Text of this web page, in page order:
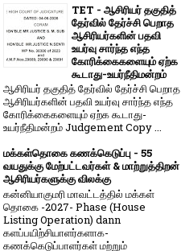
TET - ஆசிரியர் தகுதித்
தேர்வில் தேர்ச்சி பெறாத
ஆசிரியர்களின் பதவி
உயர்வு சார்ந்த எந்த
கோரிக்கைகளையும் ஏற்க
கூடாது-உயர்நீதிமன்றம்
ஆசிரியர் தகுதித் தேர்வில் தேர்ச்சி பெறாத
ஆசிரியர்களின் பதவி உயர்வு சார்ந்த எந்த
கோரிக்கைகளையும் ஏற்க கூடாது-
உயர்நீதிமன்றம் Judgement Copy ...
மக்கள்தொகை கணக்கெடுப்பு - 55
வயதுக்கு மேற்பட்டவர்கள் & மாற்றுத்திறன்
ஆசிரியர்களுக்கு விலக்கு
கன்னியாகுமரி மாவட்டத்தில் மக்கள்
தொகை -2027- Phase (House
Listing Operation) dann
களப்பயிற்சியாளர்களாக-
கணக்கெடுப்பாளர்கள் மற்றும்